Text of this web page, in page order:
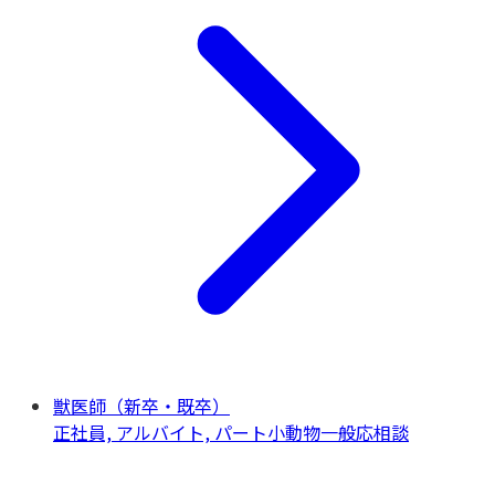
獣医師（新卒・既卒）
正社員, アルバイト, パート小動物一般応相談